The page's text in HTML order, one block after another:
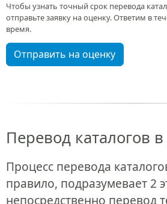
Чтобы узнать точный срок перевода
отправьте заявку на оценку. Ответим в
время.
Отправить на оценку
Перевод каталогов в
Процесс перевода
правило, подразумевает 2
непосредственно перевод